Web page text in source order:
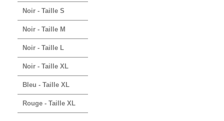
Noir - Taille S
Noir - Taille M
Noir - Taille L
Noir - Taille XL
Bleu - Taille XL
Rouge - Taille XL